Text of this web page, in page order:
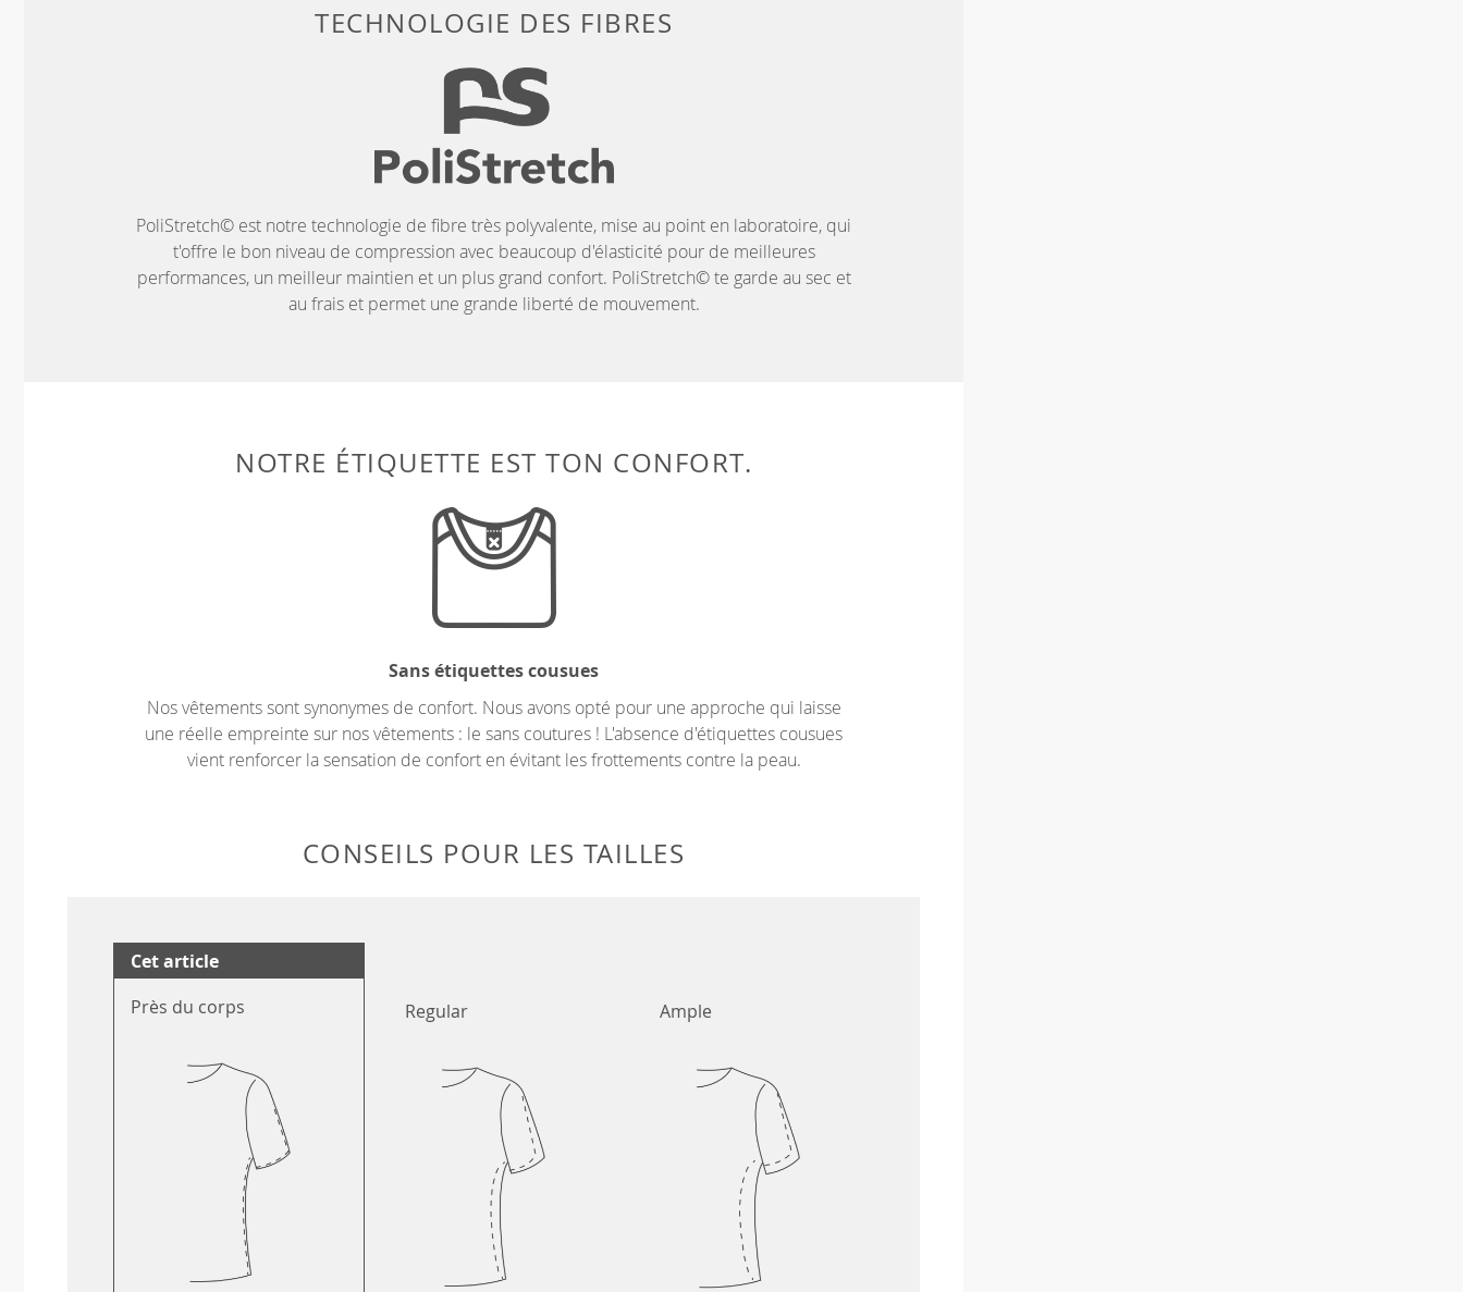
TECHNOLOGIE DES FIBRES
PoliStretch© est notre technologie de fibre très polyvalente, mise au point en laboratoire, qui
t'offre le bon niveau de compression avec beaucoup d'élasticité pour de meilleures
performances, un meilleur maintien et un plus grand confort. PoliStretch© te garde au sec et
au frais et permet une grande liberté de mouvement.
NOTRE ÉTIQUETTE EST TON CONFORT.
Sans étiquettes cousues
Nos vêtements sont synonymes de confort. Nous avons opté pour une approche qui laisse
une réelle empreinte sur nos vêtements : le sans coutures ! L'absence d'étiquettes cousues
vient renforcer la sensation de confort en évitant les frottements contre la peau.
CONSEILS POUR LES TAILLES
Cet article
Près du corps
Regular Ample